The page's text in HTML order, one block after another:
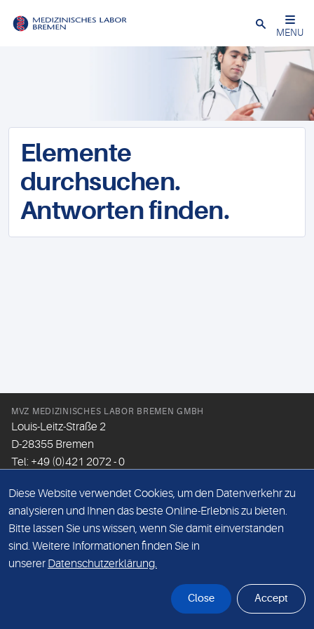
Schließen
MENU
Elemente
durchsuchen.
Antworten finden.
MVZ MEDIZINISCHES LABOR BREMEN GMBH
Louis-Leitz-Straße 2
D-28355 Bremen
Tel: +49 (0)421 2072 - 0
Email:info@mlhb.de
DATENSCHUTZ
IMPRESSUM
Diese Website verwendet Cookies, um den Datenverkehr zu
analysieren und Ihnen das beste Online-Erlebnis zu bieten.
Bitte lassen Sie uns wissen, wenn Sie damit einverstanden
sind. Weitere Informationen finden Sie in
unserer Datenschutzerklärung.
Close Accept